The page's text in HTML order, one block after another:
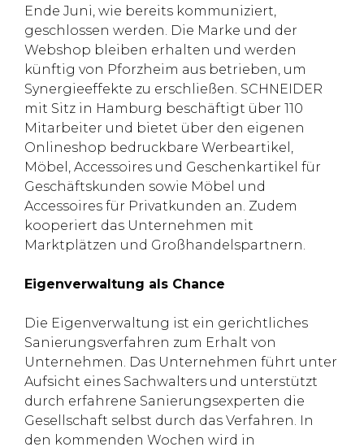
Ende Juni, wie bereits kommuniziert,
geschlossen werden. Die Marke und der
Webshop bleiben erhalten und werden
künftig von Pforzheim aus betrieben, um
Synergieeffekte zu erschließen. SCHNEIDER
mit Sitz in Hamburg beschäftigt über 110
Mitarbeiter und bietet über den eigenen
Onlineshop bedruckbare Werbeartikel,
Möbel, Accessoires und Geschenkartikel für
Geschäftskunden sowie Möbel und
Accessoires für Privatkunden an. Zudem
kooperiert das Unternehmen mit
Marktplätzen und Großhandelspartnern.
Eigenverwaltung als Chance
Die Eigenverwaltung ist ein gerichtliches
Sanierungsverfahren zum Erhalt von
Unternehmen. Das Unternehmen führt unter
Aufsicht eines Sachwalters und unterstützt
durch erfahrene Sanierungsexperten die
Gesellschaft selbst durch das Verfahren. In
den kommenden Wochen wird in